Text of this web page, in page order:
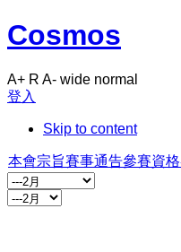
Cosmos
A+ R A- wide normal
登入
Skip to content
本會宗旨賽事通告參賽資格